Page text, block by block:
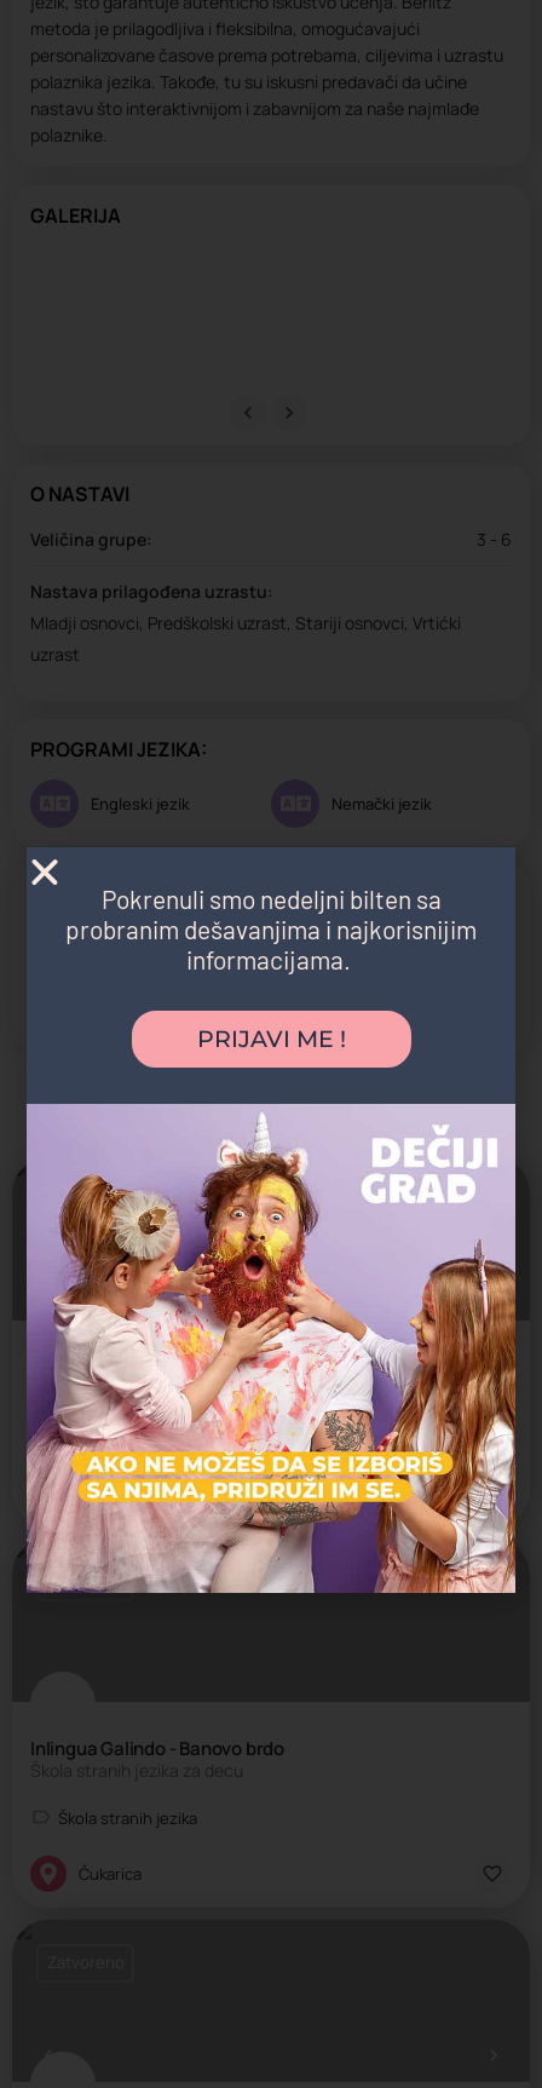
metoda je prilagodljiva i fleksibilna, omogućavajući
personalizovane časove prema potrebama, ciljevima i uzrastu
polaznika jezika. Takođe, tu su iskusni predavači da učine
nastavu što interaktivnijom i zabavnijom za naše najmlađe
polaznike.
GALERIJA
O NASTAVI
Veličina grupe: 3 - 6
Nastava prilagođena uzrastu:
Mladji osnovci, Predškolski uzrast, Stariji osnovci, Vrtićki
uzrast
PROGRAMI JEZIKA:
Engleski jezik Nemački jezik
Nastava prilagođena grupama:
Mladji osnovci Predškolski uzrast
Stariji osnovci Vrtićki uzrast
Možda vas zanima i sledeće:
Akademija Oxford - Čukarica
Škola stranih jezika za decu
Kreativni centar, Škola intelektualnih veština, Škola stranih jezika,
Zatvoreno
Čukarica
Inlingua Galindo - Banovo brdo
Škola stranih jezika za decu
Škola stranih jezika
Zatvoreno
Čukarica
Pokrenuli smo nedeljni bilten sa
probranim dešavanjima i najkorisnijim
informacijama.
PRIJAVI ME !